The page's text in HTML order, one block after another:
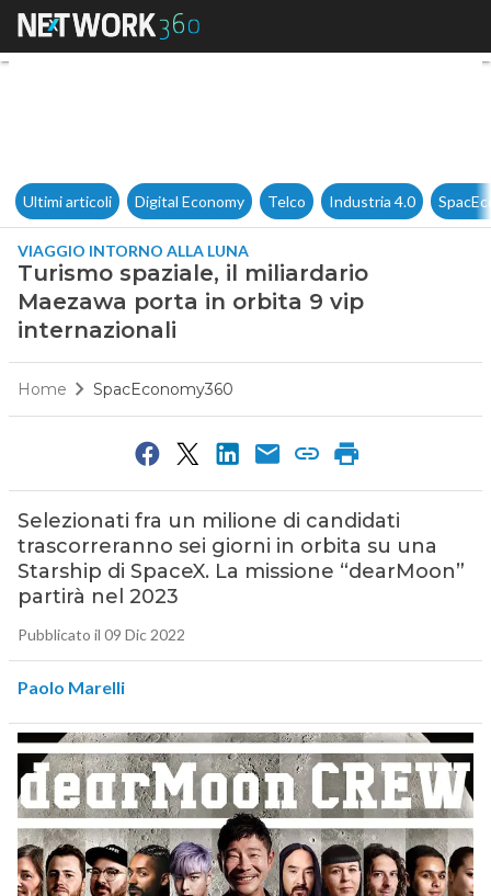
Turismo spaziale, il
Ultimi articoli Digital Economy Telco Industria 4.0
VIAGGIO INTORNO ALLA LUNA
Turismo spaziale, il miliardario
Maezawa porta in orbita 9 vip
internazionali
Home SpacEconomy360
Selezionati fra un milione di candidati
trascorreranno sei giorni in orbita su una
Starship di SpaceX. La missione “dearMoon”
partirà nel 2023
Pubblicato il 09 Dic 2022
Paolo Marelli